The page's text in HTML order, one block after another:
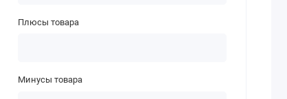
Плюсы товара
Минусы товара